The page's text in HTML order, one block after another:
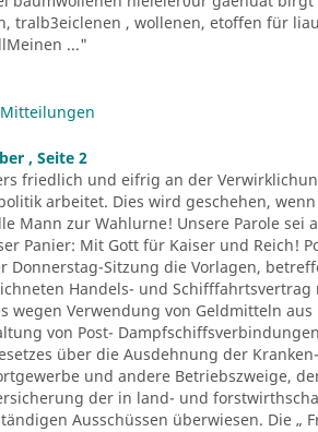
tralb3eiclenen , wollenen, etoffen für
..."
, Seite 2
friedlich und eifrig an der
arbeitet. Dies wird geschehen,
Mann zur Wahlurne! Unsere Parole sei
Panier: Mit Gott für Kaiser und Reich!
Donnerstag-Sitzung die Vorlagen,
Handels- und
wegen Verwendung von Geldmitteln
von Post-
über die Ausdehnung der
und andere Betriebszweige,
der in land- und
Ausschüssen überwiesen. Die „